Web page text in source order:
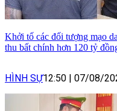
Khởi tố các đối tượng mạo
thu bất chính hơn 120 tỷ
HÌNH SỰ12:50 07/08/